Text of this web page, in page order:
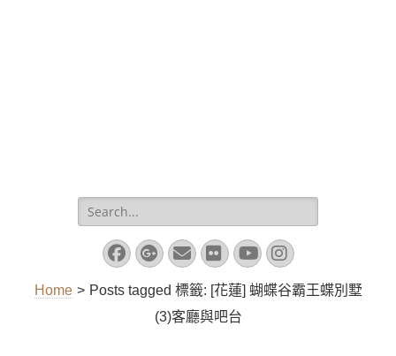
Search
for:
Facebook
Googleplus
EmailFlickrYouTube
Instagram
Home > Posts tagged 標籤: [花蓮] 蝴蝶谷霸王蝶別墅
(3)客廳與吧台